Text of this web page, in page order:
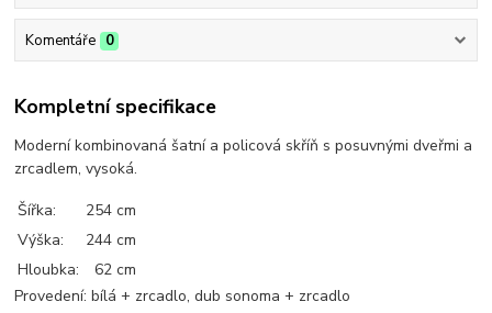
Komentáře 0
Kompletní specifikace
Moderní kombinovaná šatní a policová skříň s posuvnými dveřmi a
zrcadlem, vysoká.
Šířka:
254 cm
Výška:
244 cm
Hloubka:
62 cm
Provedení: bílá + zrcadlo, dub sonoma + zrcadlo